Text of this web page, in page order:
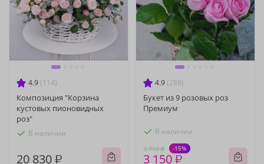
4.9 (114)
Композиция "Корзина
кустовых пионовидных
роз"
В наличии
20 830 ₽
4.9 (288)
Букет из 9 розовых роз
Премиум
В наличии
3 710 ₽ -15%
3 150 ₽